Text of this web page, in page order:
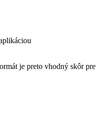
je preto vhodný skôr pre